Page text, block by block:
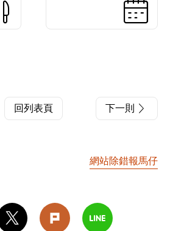
回列表頁 下一則
網站除錯報馬仔